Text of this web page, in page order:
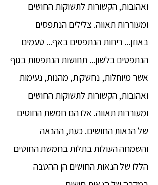
ואהובות, הקשורות לתשוקות החושים
ומעוררות תאווה. צלילים הנתפסים
באוזן... ריחות הנתפסים באף... טעמים
הנתפסים בלשון... תחושות הנתפסות בגוף
אשר מיוחלות, נחשקות, מהנות, נעימות
ואהובות, הקשורות לתשוקות החושים
ומעוררות תאווה. אלו הם חמשת החוטים
של הנאות החושים. כעת, ההנאה
והשמחה העולות בתלות בחמשת החוטים
הללו של הנאות החושים הן ההטבה